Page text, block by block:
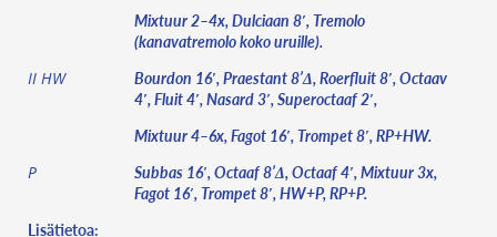
Mixtuur 2–4x, Dulciaan 8′, Tremolo
(kanavatremolo koko uruille).
II HW
Bourdon 16′, Praestant 8’Δ, Roerfluit 8′, Octaav
4′, Fluit 4′, Nasard 3′, Superoctaaf 2′,
Mixtuur 4–6x, Fagot 16′, Trompet 8′, RP+HW.
P
Subbas 16′, Octaaf 8’Δ, Octaaf 4′, Mixtuur 3x,
Fagot 16′, Trompet 8′, HW+P, RP+P.
Lisätietoa: